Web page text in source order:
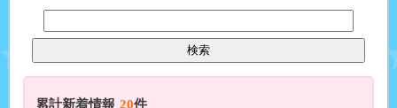
累計新着情報 20件